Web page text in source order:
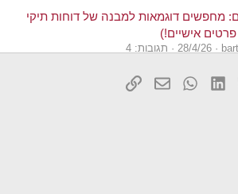
מחפשים דוגמאות למבנה של דוחות תיקי
אישיים!)
28/4/26
תגובות: 4
LinkedIn
WhatsApp
דואר אלקטרוני